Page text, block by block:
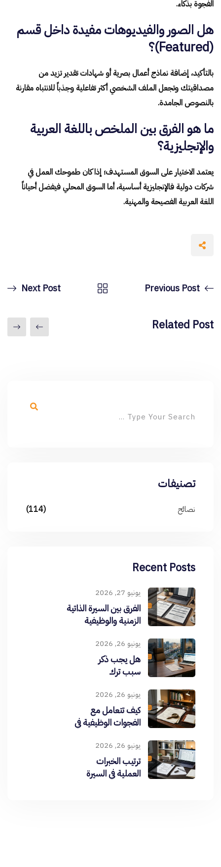
الفجوة بذكاء.
هل الصور والفيديوهات مفيدة داخل قسم
(Featured)؟
بالتأكيد، إضافة نماذج أعمال بصرية أو شهادات تقدير تزيد من
مصداقيتك وتجعل الملف الشخصي أكثر تفاعلية وجذباً للانتباه مقارنة
بالنصوص الجامدة.
ما هو الفرق بين الملخص باللغة العربية
والإنجليزية؟
يعتمد الاختيار على السوق المستهدف؛ إذا كان طموحك العمل في
شركات دولية فالإنجليزية أساسية، أما السوق المحلي فيفضل أحياناً
اللغة العربية الفصيحة والمهنية.
Previous Post
Next Post
Related Post
تصنيفات
نصائح (114)
Recent Posts
يونيو 27, 2026
الفرق بين السيرة الذاتية
الزمنية والوظيفية
يونيو 26, 2026
هل يجب ذكر
سبب ترك
يونيو 26, 2026
كيف تتعامل مع
الفجوات الوظيفية في
يونيو 26, 2026
ترتيب الخبرات
العملية في السيرة